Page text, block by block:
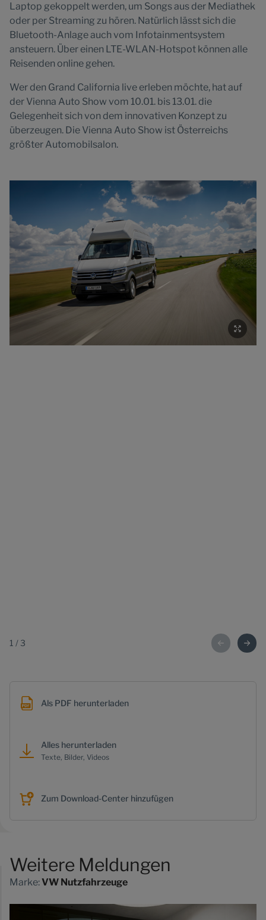
Laptop gekoppelt werden, um Songs aus der Mediathek
oder per Streaming zu hören. Natürlich lässt sich die
Bluetooth-Anlage auch vom Infotainmentsystem
ansteuern. Über einen LTE-WLAN-Hotspot können alle
Reisenden online gehen.
Wer den Grand California live erleben möchte, hat auf
der Vienna Auto Show vom 10.01. bis 13.01. die
Gelegenheit sich von dem innovativen Konzept zu
überzeugen. Die Vienna Auto Show ist Österreichs
größter Automobilsalon.
1 / 3
Als PDF herunterladen
Alles herunterladen
Texte, Bilder, Videos
Zum Download-Center hinzufügen
Weitere Meldungen
Marke:VW Nutzfahrzeuge